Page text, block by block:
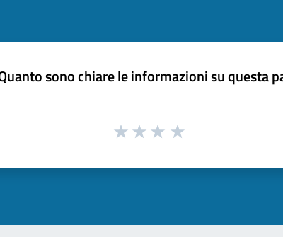
sono chiare le informazioni su questa